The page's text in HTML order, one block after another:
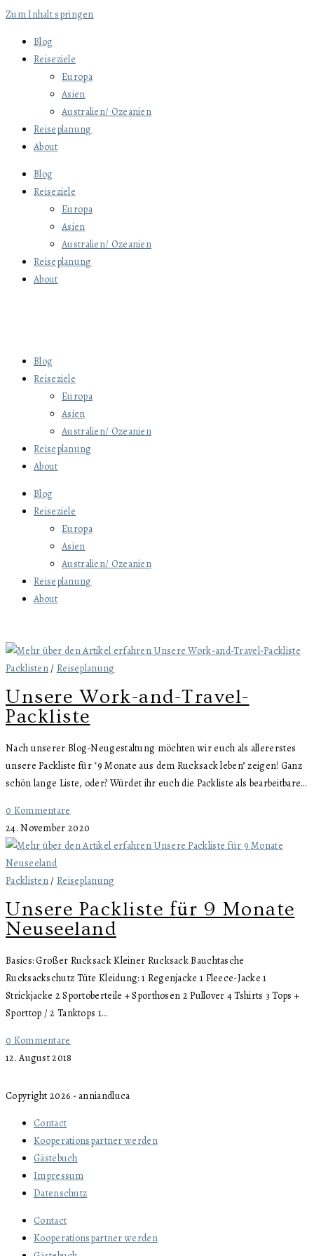
Zum Inhalt springen
Blog
Reiseziele
Europa
Asien
Australien/ Ozeanien
Reiseplanung
About
Blog
Reiseziele
Europa
Asien
Australien/ Ozeanien
Reiseplanung
About
Blog
Reiseziele
Europa
Asien
Australien/ Ozeanien
Reiseplanung
About
Blog
Reiseziele
Europa
Asien
Australien/ Ozeanien
Reiseplanung
About
Packlisten/ Reiseplanung
Unsere Work-and-Travel-
Packliste
Nach unserer Blog-Neugestaltung möchten wir euch als allererstes
unsere Packliste für "9 Monate aus dem Rucksack leben" zeigen! Ganz
schön lange Liste, oder? Würdet ihr euch die Packliste als bearbeitbare…
0 Kommentare
24. November 2020
Packlisten/ Reiseplanung
Unsere Packliste für 9 Monate
Neuseeland
Basics: Großer Rucksack Kleiner Rucksack Bauchtasche
Rucksackschutz Tüte Kleidung: 1 Regenjacke 1 Fleece-Jacke 1
Strickjacke 2 Sportoberteile + Sporthosen 2 Pullover 4 Tshirts 3 Tops +
Sporttop / 2 Tanktops 1…
0 Kommentare
12. August 2018
Copyright 2026 - anniandluca
Contact
Kooperationspartner werden
Gästebuch
Impressum
Datenschutz
Contact
Kooperationspartner werden